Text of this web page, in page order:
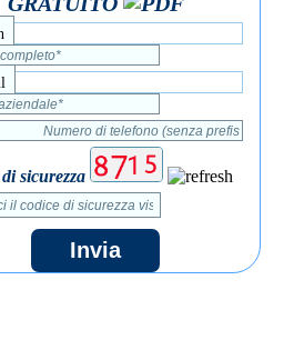
sicurezza
Invia